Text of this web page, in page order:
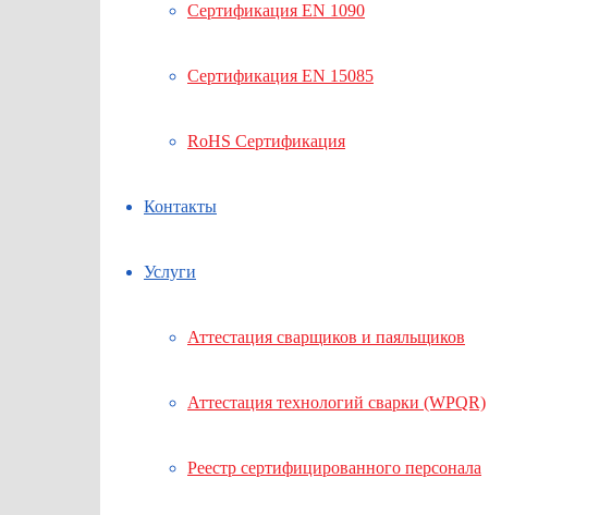
Сертификация EN 1090
Сертификация EN 15085
RoHS Сертификация
Контакты
Услуги
Аттестация сварщиков и паяльщиков
Аттестация технологий сварки (WPQR)
Реестр сертифицированного персонала